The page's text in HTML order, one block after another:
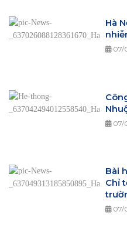
Hà
07/
07/
Bài
Chỉ
07/